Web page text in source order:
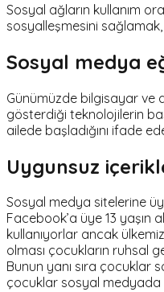
Sosyal ağların kullanım
sosyalleşmesini
Sosyal medya
Günümüzde bilgisayar ve
gösterdiği teknolojilerin
ailede başladığını ifade
Uygunsuz
Sosyal medya sitelerine
Facebook’a üye 13
kullanıyorlar ancak
olması çocukların ruhsal
Bunun yanı sıra çocuklar
çocuklar sosyal medyada